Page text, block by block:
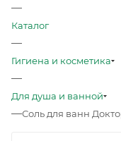
—
Каталог
—
Гигиена и косметика
—
Для душа и ванной
—Соль для ванн